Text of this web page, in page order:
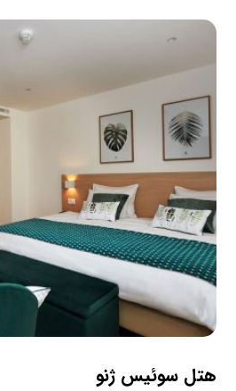
هتل سوئیس ژنو